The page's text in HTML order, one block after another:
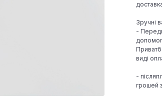
Зручні
-
виді
-
грошей